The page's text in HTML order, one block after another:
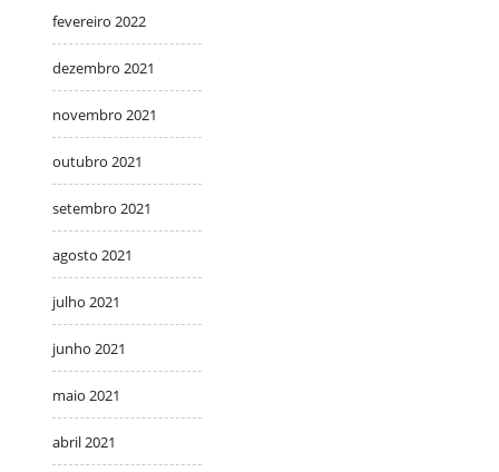
fevereiro 2022
dezembro 2021
novembro 2021
outubro 2021
setembro 2021
agosto 2021
julho 2021
junho 2021
maio 2021
abril 2021